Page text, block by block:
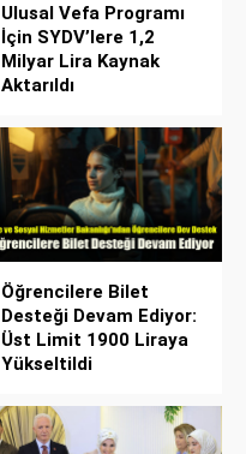
Ulusal Vefa Programı
İçin SYDV’lere 1,2
Milyar Lira Kaynak
Aktarıldı
Öğrencilere Bilet
Desteği Devam Ediyor:
Üst Limit 1900 Liraya
Yükseltildi